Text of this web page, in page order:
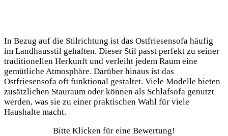
In Bezug auf die Stilrichtung ist das Ostfriesensofa häufig
im Landhausstil gehalten. Dieser Stil passt perfekt zu seiner
traditionellen Herkunft und verleiht jedem Raum eine
gemütliche Atmosphäre. Darüber hinaus ist das
Ostfriesensofa oft funktional gestaltet. Viele Modelle bieten
zusätzlichen Stauraum oder können als Schlafsofa genutzt
werden, was sie zu einer praktischen Wahl für viele
Haushalte macht.
Bitte Klicken für eine Bewertung!